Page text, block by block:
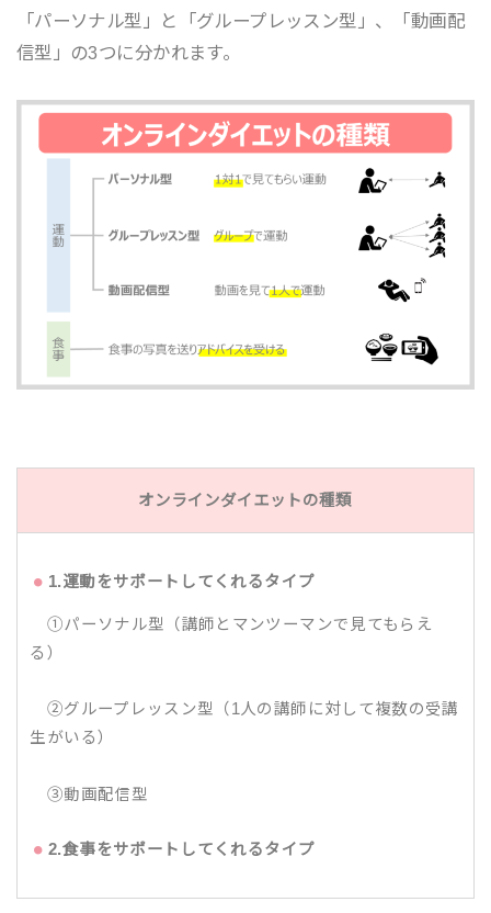
「パーソナル型」と「グループレッスン型」、「動画配
信型」の3つに分かれます。
オンラインダイエットの種類
1.運動をサポートしてくれるタイプ
①パーソナル型（講師とマンツーマンで見てもらえ
る）
②グループレッスン型（1人の講師に対して複数の受講
生がいる）
③動画配信型
2.食事をサポートしてくれるタイプ